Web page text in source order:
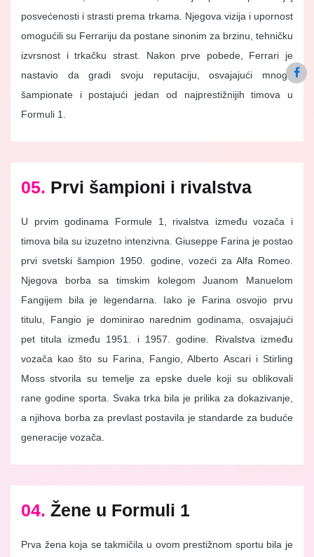
posvećenosti i strasti prema trkama. Njegova vizija i upornost
omogućili su Ferrariju da postane sinonim za brzinu, tehničku
izvrsnost i trkačku strast. Nakon prve pobede, Ferrari je
nastavio da gradi svoju reputaciju, osvajajući mnoge
šampionate i postajući jedan od najprestižnijih timova u
Formuli 1.
05. Prvi šampioni i rivalstva
U prvim godinama Formule 1, rivalstva između vozača i
timova bila su izuzetno intenzivna. Giuseppe Farina je postao
prvi svetski šampion 1950. godine, vozeći za Alfa Romeo.
Njegova borba sa timskim kolegom Juanom Manuelom
Fangijem bila je legendarna. Iako je Farina osvojio prvu
titulu, Fangio je dominirao narednim godinama, osvajajući
pet titula između 1951. i 1957. godine. Rivalstva između
vozača kao što su Farina, Fangio, Alberto Ascari i Stirling
Moss stvorila su temelje za epske duele koji su oblikovali
rane godine sporta. Svaka trka bila je prilika za dokazivanje,
a njihova borba za prevlast postavila je standarde za buduće
generacije vozača.
04. Žene u Formuli 1
Prva žena koja se takmičila u ovom prestižnom sportu bila je